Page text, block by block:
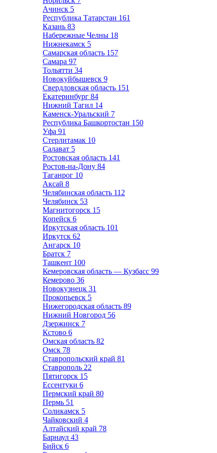
Ачинск 5
Республика Татарстан 161
Казань 83
Набережные Челны 18
Нижнекамск 5
Самарская область 157
Самара 97
Тольятти 34
Новокуйбышевск 9
Свердловская область 151
Екатеринбург 84
Нижний Тагил 14
Каменск-Уральский 7
Республика Башкортостан 150
Уфа 91
Стерлитамак 10
Салават 5
Ростовская область 141
Ростов-на-Дону 84
Таганрог 10
Аксай 8
Челябинская область 112
Челябинск 53
Магнитогорск 15
Копейск 6
Иркутская область 101
Иркутск 62
Ангарск 10
Братск 7
Ташкент 100
Кемеровская область — Кузбасс 99
Кемерово 36
Новокузнецк 31
Прокопьевск 5
Нижегородская область 89
Нижний Новгород 56
Дзержинск 7
Кстово 6
Омская область 82
Омск 78
Ставропольский край 81
Ставрополь 22
Пятигорск 15
Ессентуки 6
Пермский край 80
Пермь 51
Соликамск 5
Чайковский 4
Алтайский край 78
Барнаул 43
Бийск 6